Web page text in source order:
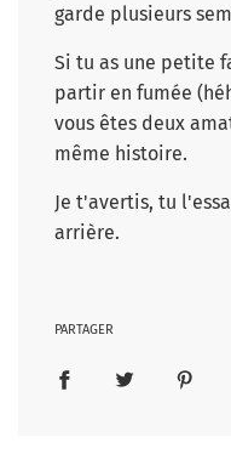
.
garde plusieurs
Si tu as une petite
partir en fumée
vous êtes deux
même histoire.
Je t'avertis, tu
arrière.
PARTAGER